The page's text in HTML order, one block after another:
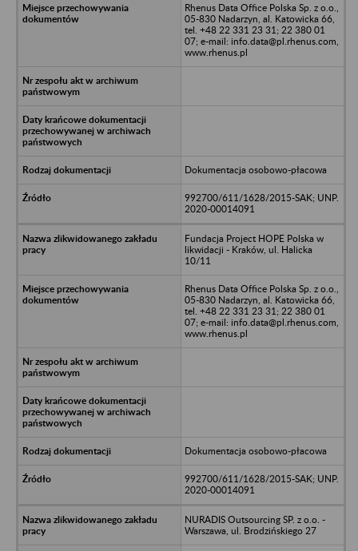
Rhenus Data Office Polska Sp. z o.o.,
05-830 Nadarzyn, al. Katowicka 66,
tel. +48 22 331 23 31; 22 380 01
07; e-mail: info.data@pl.rhenus.com,
www.rhenus.pl
Dokumentacja osobowo-płacowa
992700/611/1628/2015-SAK; UNP.
2020-00014091
Fundacja Project HOPE Polska w
likwidacji - Kraków, ul. Halicka
10/11
Rhenus Data Office Polska Sp. z o.o.,
05-830 Nadarzyn, al. Katowicka 66,
tel. +48 22 331 23 31; 22 380 01
07; e-mail: info.data@pl.rhenus.com,
www.rhenus.pl
Dokumentacja osobowo-płacowa
992700/611/1628/2015-SAK; UNP.
2020-00014091
NURADIS Outsourcing SP. z o.o. -
Warszawa, ul. Brodzińskiego 27